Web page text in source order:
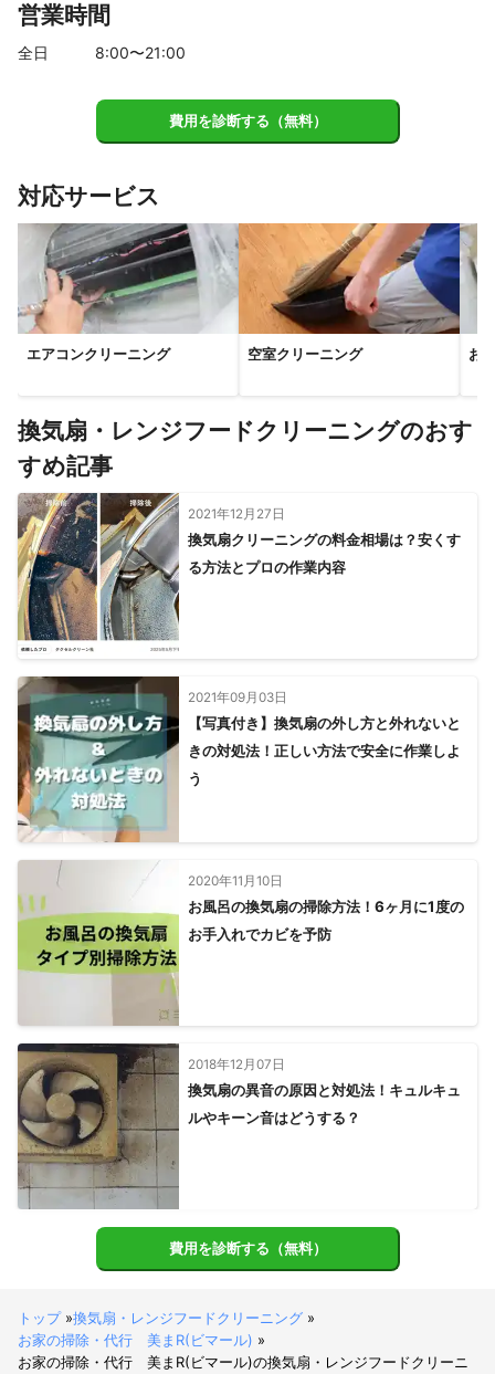
営業時間
全日 8:00〜21:00
費用を診断する（無料）
対応サービス
エアコンクリーニング 空室クリーニング お
換気扇・レンジフードクリーニングのおす
すめ記事
2021年12月27日
換気扇クリーニングの料金相場は？安くす
る方法とプロの作業内容
2021年09月03日
【写真付き】換気扇の外し方と外れないと
きの対処法！正しい方法で安全に作業しよ
う
2020年11月10日
お風呂の換気扇の掃除方法！6ヶ月に1度の
お手入れでカビを予防
2018年12月07日
換気扇の異音の原因と対処法！キュルキュ
ルやキーン音はどうする？
費用を診断する（無料）
トップ»換気扇・レンジフードクリーニング »
お家の掃除・代行 美まR(ビマール) »
お家の掃除・代行 美まR(ビマール)の換気扇・レンジフードクリーニ